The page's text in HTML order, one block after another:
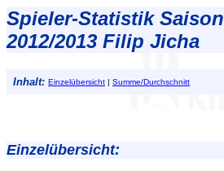
Spieler-Statistik Saison
2012/2013 Filip Jicha
Inhalt: Einzelübersicht | Summe/Durchschnitt
Einzelübersicht: